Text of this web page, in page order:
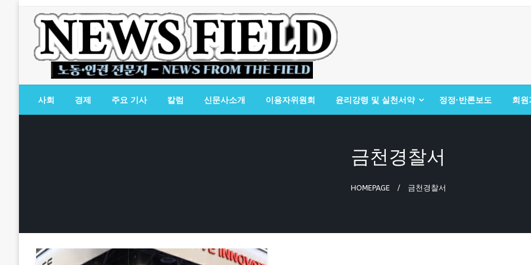
뉴스필드
노동·인권 전문지
사회 경제 주요 기사 칼럼 신문사소개 이용자위원회 윤리강령 및 실천서약 정정·반론보도 회원
금천경찰서
HOMEPAGE 금천경찰서